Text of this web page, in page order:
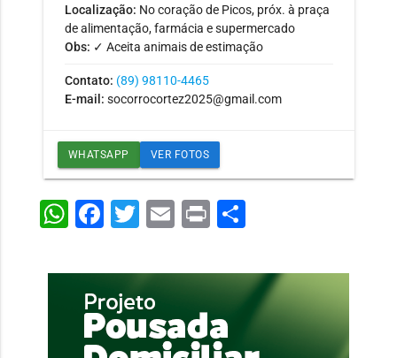
Localização: No coração de Picos, próx. à praça
de alimentação, farmácia e supermercado
Obs: ✓ Aceita animais de estimação
Contato: (89) 98110-4465
E-mail: socorrocortez2025@gmail.com
WHATSAPP VER FOTOS
WhatsApp
Facebook
Twitter
EmailPrint